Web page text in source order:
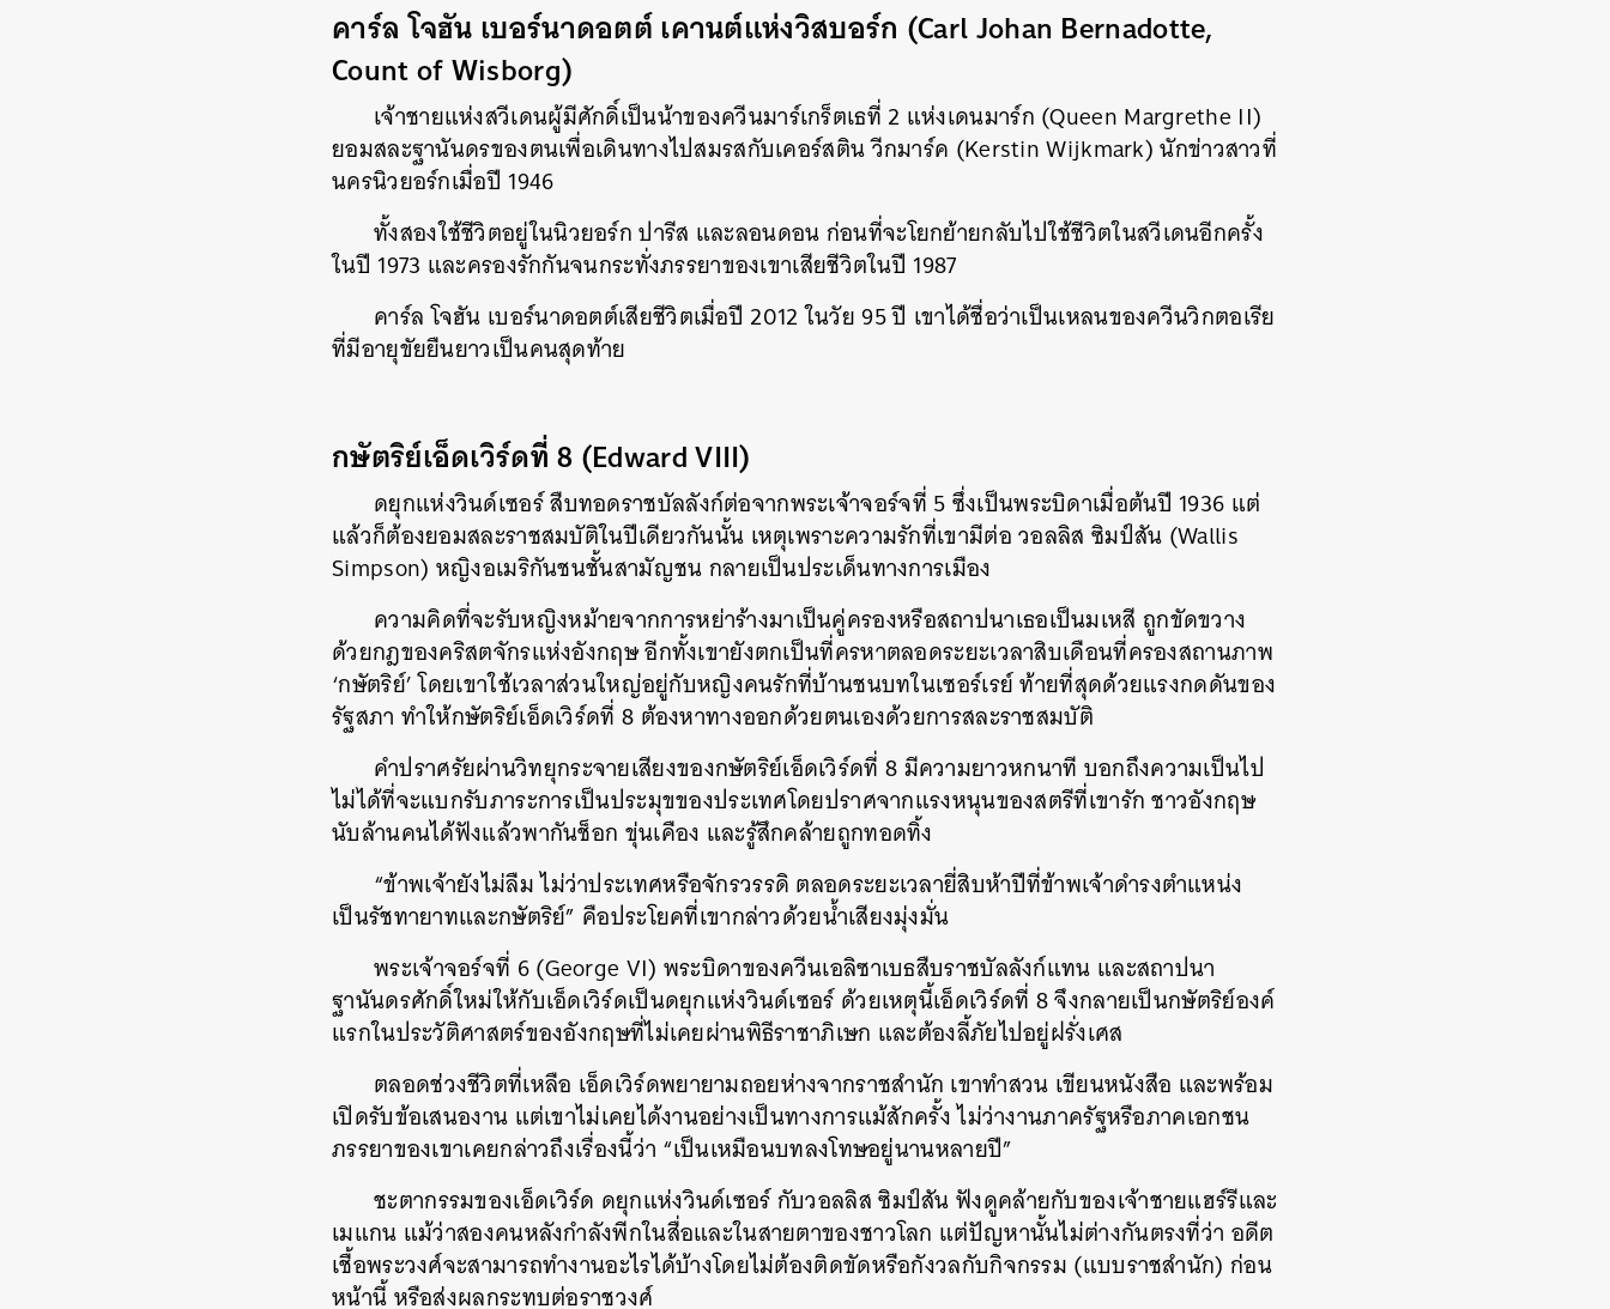
คาร์ล โจฮัน เบอร์นาดอตต์ เคานต์แห่งวิสบอร์ก (Carl Johan Bernadotte,
Count of Wisborg)
เจ้าชายแห่งสวีเดนผู้มีศักดิ์เป็นน้าของควีนมาร์เกร็ตเธที่ 2 แห่งเดนมาร์ก (Queen Margrethe II)
ยอมสละฐานันดรของตนเพื่อเดินทางไปสมรสกับเคอร์สติน วีกมาร์ค (Kerstin Wijkmark) นักข่าวสาวที่
นครนิวยอร์กเมื่อปี 1946
ทั้งสองใช้ชีวิตอยู่ในนิวยอร์ก ปารีส และลอนดอน ก่อนที่จะโยกย้ายกลับไปใช้ชีวิตในสวีเดนอีกครั้ง
ในปี 1973 และครองรักกันจนกระทั่งภรรยาของเขาเสียชีวิตในปี 1987
คาร์ล โจฮัน เบอร์นาดอตต์เสียชีวิตเมื่อปี 2012 ในวัย 95 ปี เขาได้ชื่อว่าเป็นเหลนของควีนวิกตอเรีย
ที่มีอายุขัยยืนยาวเป็นคนสุดท้าย
กษัตริย์เอ็ดเวิร์ดที่ 8 (Edward VIII)
ดยุกแห่งวินด์เซอร์ สืบทอดราชบัลลังก์ต่อจากพระเจ้าจอร์จที่ 5 ซึ่งเป็นพระบิดาเมื่อต้นปี 1936 แต่
แล้วก็ต้องยอมสละราชสมบัติในปีเดียวกันนั้น เหตุเพราะความรักที่เขามีต่อ วอลลิส ซิมป์สัน (Wallis
Simpson) หญิงอเมริกันชนชั้นสามัญชน กลายเป็นประเด็นทางการเมือง
ความคิดที่จะรับหญิงหม้ายจากการหย่าร้างมาเป็นคู่ครองหรือสถาปนาเธอเป็นมเหสี ถูกขัดขวาง
ด้วยกฎของคริสตจักรแห่งอังกฤษ อีกทั้งเขายังตกเป็นที่ครหาตลอดระยะเวลาสิบเดือนที่ครองสถานภาพ
‘กษัตริย์’ โดยเขาใช้เวลาส่วนใหญ่อยู่กับหญิงคนรักที่บ้านชนบทในเซอร์เรย์ ท้ายที่สุดด้วยแรงกดดันของ
รัฐสภา ทำให้กษัตริย์เอ็ดเวิร์ดที่ 8 ต้องหาทางออกด้วยตนเองด้วยการสละราชสมบัติ
คำปราศรัยผ่านวิทยุกระจายเสียงของกษัตริย์เอ็ดเวิร์ดที่ 8 มีความยาวหกนาที บอกถึงความเป็นไป
ไม่ได้ที่จะแบกรับภาระการเป็นประมุขของประเทศโดยปราศจากแรงหนุนของสตรีที่เขารัก ชาวอังกฤษ
นับล้านคนได้ฟังแล้วพากันช็อก ขุ่นเคือง และรู้สึกคล้ายถูกทอดทิ้ง
“ข้าพเจ้ายังไม่ลืม ไม่ว่าประเทศหรือจักรวรรดิ ตลอดระยะเวลายี่สิบห้าปีที่ข้าพเจ้าดำรงตำแหน่ง
เป็นรัชทายาทและกษัตริย์” คือประโยคที่เขากล่าวด้วยน้ำเสียงมุ่งมั่น
พระเจ้าจอร์จที่ 6 (George VI) พระบิดาของควีนเอลิซาเบธสืบราชบัลลังก์แทน และสถาปนา
ฐานันดรศักดิ์ใหม่ให้กับเอ็ดเวิร์ดเป็นดยุกแห่งวินด์เซอร์ ด้วยเหตุนี้เอ็ดเวิร์ดที่ 8 จึงกลายเป็นกษัตริย์องค์
แรกในประวัติศาสตร์ของอังกฤษที่ไม่เคยผ่านพิธีราชาภิเษก และต้องลี้ภัยไปอยู่ฝรั่งเศส
ตลอดช่วงชีวิตที่เหลือ เอ็ดเวิร์ดพยายามถอยห่างจากราชสำนัก เขาทำสวน เขียนหนังสือ และพร้อม
เปิดรับข้อเสนองาน แต่เขาไม่เคยได้งานอย่างเป็นทางการแม้สักครั้ง ไม่ว่างานภาครัฐหรือภาคเอกชน
ภรรยาของเขาเคยกล่าวถึงเรื่องนี้ว่า “เป็นเหมือนบทลงโทษอยู่นานหลายปี”
ชะตากรรมของเอ็ดเวิร์ด ดยุกแห่งวินด์เซอร์ กับวอลลิส ซิมป์สัน ฟังดูคล้ายกับของเจ้าชายแฮร์รีและ
เมแกน แม้ว่าสองคนหลังกำลังพีกในสื่อและในสายตาของชาวโลก แต่ปัญหานั้นไม่ต่างกันตรงที่ว่า อดีต
เชื้อพระวงศ์จะสามารถทำงานอะไรได้บ้างโดยไม่ต้องติดขัดหรือกังวลกับกิจกรรม (แบบราชสำนัก) ก่อน
หน้านี้ หรือส่งผลกระทบต่อราชวงศ์